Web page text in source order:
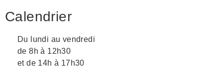
Calendrier
Du lundi au vendredi
de 8h à 12h30
et de 14h à 17h30